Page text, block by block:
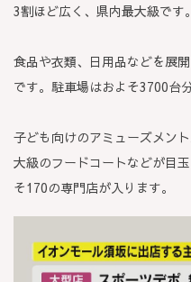
3割ほど広く、県内最大級です。
食品や衣類、日用品などを展
です。駐車場はおよそ3700台
子ども向けのアミューズメン
大級のフードコートなどが目
そ170の専門店が入ります。